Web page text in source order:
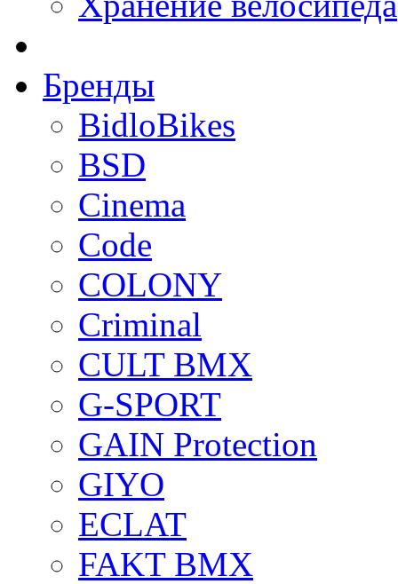
Бренды
BidloBikes
BSD
Cinema
Code
COLONY
Criminal
CULT BMX
G-SPORT
GAIN Protection
GIYO
ECLAT
FAKT BMX